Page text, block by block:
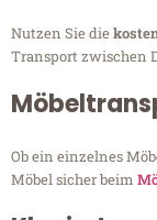
Nutzen Sie die
Transport zwischen
Ob ein einzelnes
Möbel sicher beim